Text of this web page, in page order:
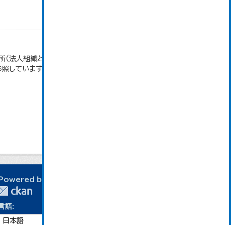
法人組織と個人経営事業所の合計）。 大仙市の統
しています。
Powered by
語